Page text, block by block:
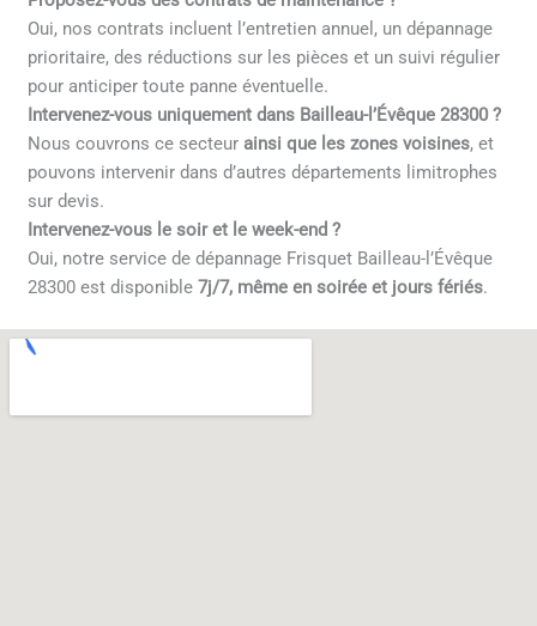
Oui, nos contrats incluent l’entretien annuel, un dépannage
prioritaire, des réductions sur les pièces et un suivi régulier
pour anticiper toute panne éventuelle.
Intervenez-vous uniquement dans Bailleau-l’Évêque 28300 ?
Nous couvrons ce secteur ainsi que les zones voisines, et
pouvons intervenir dans d’autres départements limitrophes
sur devis.
Intervenez-vous le soir et le week-end ?
Oui, notre service de dépannage Frisquet Bailleau-l’Évêque
28300 est disponible7j/7, même en soirée et jours fériés.